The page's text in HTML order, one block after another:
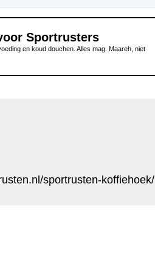
Sportrusters
en koud douchen. Alles mag. Maareh, niet
sportrusten-koffiehoek/